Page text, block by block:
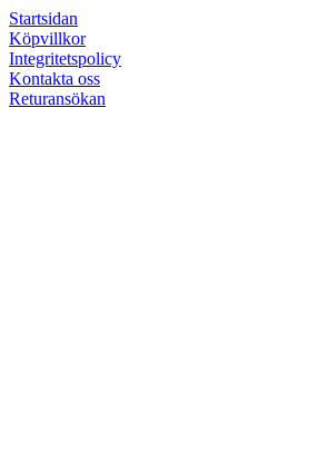
Startsidan
Köpvillkor
Integritetspolicy
Kontakta oss
Returansökan